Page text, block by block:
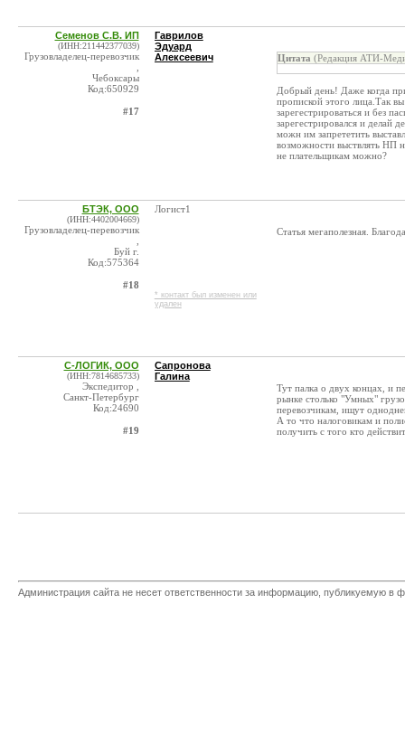
Семенов С.В. ИП
(ИНН:211442377039)
Грузовладелец-перевозчик
Чебоксары
Код:650929
#17
Гаврилов
Эдуард
Алексеевич
Цитата (Редакция АТИ-
Добрый день! Даже когда
пропиской этого лица.Так
зарегестрироваться и без
зарегестрировался и делай
можн им запрететить
возможности выствлять НП
не плательщикам можно?
БТЭК, ООО
(ИНН:4402004669)
Грузовладелец-перевозчик
Буй г.
Код:575364
#18
Логист1
* контакт был изменен или
удален
Статья мегаполезная.
С-ЛОГИК, ООО
(ИНН:7814685733)
Экспедитор ,
Санкт-Петербург
Код:24690
#19
Сапронова
Галина
Тут палка о двух концах, и
рынке столько "Умных"
перевозчикам, ищут
А то что налоговикам и
получить с того кто
Администрация сайта не несет ответственности за информацию, публикуемую